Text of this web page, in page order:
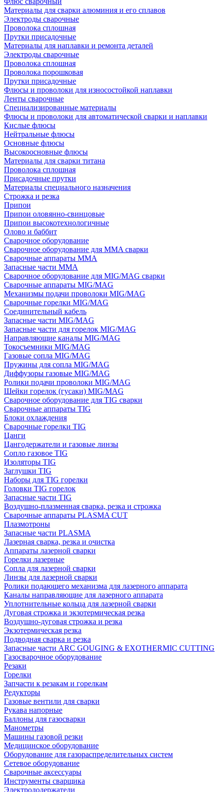
Материалы для сварки алюминия и его сплавов
Электроды сварочные
Проволока сплошная
Прутки присадочные
Материалы для наплавки и ремонта деталей
Электроды сварочные
Проволока сплошная
Проволока порошковая
Прутки присадочные
Флюсы и проволоки для износостойкой наплавки
Ленты сварочные
Специализированные материалы
Флюсы и проволоки для автоматической сварки и наплавки
Кислые флюсы
Нейтральные флюсы
Основные флюсы
Высокоосновные флюсы
Материалы для сварки титана
Проволока сплошная
Присадочные прутки
Материалы специального назначения
Строжка и резка
Припои
Припои оловянно-свинцовые
Припои высокотехнологичные
Олово и баббит
Сварочное оборудование
Сварочное оборудование для MMA сварки
Сварочные аппараты MMA
Запасные части MMA
Сварочное оборудование для MIG/MAG сварки
Сварочные аппараты MIG/MAG
Механизмы подачи проволоки MIG/MAG
Сварочные горелки MIG/MAG
Соединительный кабель
Запасные части MIG/MAG
Запасные части для горелок MIG/MAG
Направляющие каналы MIG/MAG
Токосъемники MIG/MAG
Газовые сопла MIG/MAG
Пружины для сопла MIG/MAG
Диффузоры газовые MIG/MAG
Ролики подачи проволоки MIG/MAG
Шейки горелок (гусаки) MIG/MAG
Сварочное оборудование для TIG сварки
Сварочные аппараты TIG
Блоки охлаждения
Сварочные горелки TIG
Цанги
Цангодержатели и газовые линзы
Сопло газовое TIG
Изоляторы TIG
Заглушки TIG
Наборы для TIG горелки
Головки TIG горелок
Запасные части TIG
Воздушно-плазменная сварка, резка и строжка
Сварочные аппараты PLASMA CUT
Плазмотроны
Запасные части PLASMA
Лазерная сварка, резка и очистка
Аппараты лазерной сварки
Горелки лазерные
Сопла для лазерной сварки
Линзы для лазерной сварки
Ролики подающего механизма для лазерного аппарата
Каналы направляющие для лазерного аппарата
Уплотнительные кольца для лазерной сварки
Дуговая строжка и экзотермическая резка
Воздушно-дуговая строжка и резка
Экзотермическая резка
Подводная сварка и резка
Запасные части ARC GOUGING & EXOTHERMIC CUTTING
Газосварочное оборудование
Резаки
Горелки
Запчасти к резакам и горелкам
Редукторы
Газовые вентили для сварки
Рукава напорные
Баллоны для газосварки
Манометры
Машины газовой резки
Медицинское оборудование
Оборудование для газораспределительных систем
Сетевое оборудование
Сварочные аксессуары
Инструменты сварщика
Электрододержатели